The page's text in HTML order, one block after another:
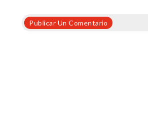
Publicar Un Comentario